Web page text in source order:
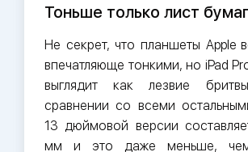
Тоньше только лист
Не секрет, что планшеты Apple
впечатляюще тонкими, но iPad
выглядит как лезвие
сравнении со всеми
13 дюймовой версии
мм и это даже меньше,